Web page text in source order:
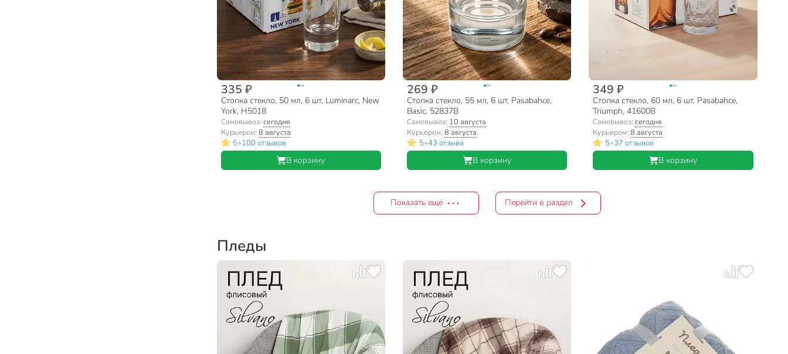
335 ₽
Стопка стекло, 50 мл, 6 шт, Luminarc, New
York, H5018
Самовывоз: сегодня
Курьером: 8 августа
5•100 отзывов
В корзину
269 ₽
Стопка стекло, 55 мл, 6 шт, Pasabahce,
Basic, 52837B
Самовывоз: 10 августа
Курьером: 8 августа
5•43 отзыва
В корзину
349 ₽
Стопка стекло, 60 мл, 6 шт, Pasabahce,
Triumph, 41600B
Самовывоз:сегодня
Курьером:8 августа
5•37 отзывов
В корзину
Показать ещё Перейти в раздел
Пледы